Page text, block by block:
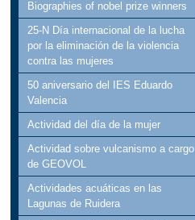
Biographies of nobel prize winners
25-N Día internacional de la lucha
por la eliminación de la violencia
contra las mujeres
50 aniversario del IES Eduardo
Valencia
Actividad del día de la mujer
Actividad sobre vulcanismo a cargo
de GEOVOL
Actividades acuáticas en las
Lagunas de Ruidera